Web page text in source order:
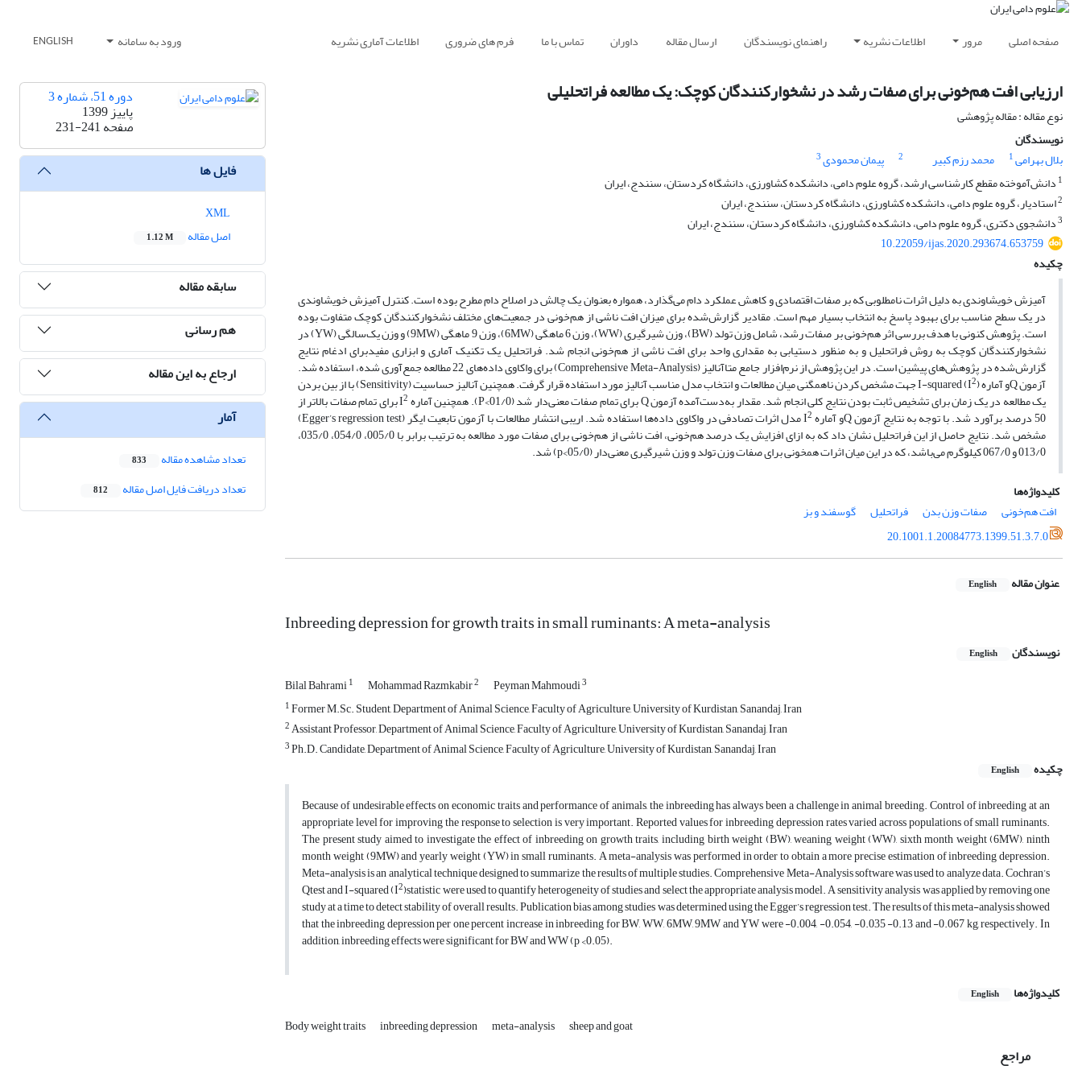
صفحه اصلی مرور اطلاعات نشریه راهنمای نویسندگان ارسال مقاله داوران تماس با ما فرم های ضروری اطلاعات آماری نشریه ورود به سامانه ENGLISH
ارزیابی افت هم‌خونی برای صفات رشد در نشخوارکنندگان کوچک: یک مطالعه فراتحلیلی
نوع مقاله : مقاله پژوهشی
نویسندگان
بلال بهرامی1 محمد رزم کبیر 2 پیمان محمودی3
1 دانش‌آموخته مقطع کارشناسی ارشد، گروه علوم دامی، دانشکده کشاورزی، دانشگاه کردستان، ‏سنندج، ایران
2استادیار، گروه علوم دامی، دانشکده کشاورزی، دانشگاه کردستان، سنندج، ایران
3دانشجوی دکتری، گروه علوم دامی، دانشکده کشاورزی، دانشگاه کردستان، سنندج، ایران
10.22059/ijas.2020.293674.653759
چکیده
آمیزش خویشاوندی به دلیل اثرات نامطلوبی که بر صفات اقتصادی و کاهش عملکرد دام می‌گذارد، همواره بعنوان یک چالش در اصلاح دام مطرح بوده است. کنترل آمیزش خویشاوندی
در یک سطح مناسب برای بهبود پاسخ به انتخاب بسیار مهم است. مقادیر گزارش‌شده برای میزان افت ناشی از هم‌خونی در جمعیت‌های مختلف نشخوارکنندگان کوچک متفاوت بوده
است. پژوهش کنونی با هدف بررسی اثر هم‌خونی بر صفات رشد، شامل وزن تولد (BW)، وزن شیرگیری (WW)، وزن 6 ماهگی (6MW)، وزن 9 ماهگی (9MW) و وزن یک‌سالگی (YW) در
نشخوارکنندگان کوچک به روش فراتحلیل و به منظور دستیابی به مقداری واحد برای افت ناشی از هم‌خونی انجام شد. فراتحلیل یک تکنیک آماری و ابزاری مفیدبرای ادغام نتایج
گزارش‌شده در پژوهش‌های پیشین است. در این پژوهش از نرم‌افزار جامع متاآنالیز (Comprehensive Meta-Analysis) برای واکاوی داده‌های 22 مطالعه جمع‌آوری شده، استفاده شد.
آزمون Qو آماره I-squared (I 2 ) جهت مشخص کردن ناهمگنی میان مطالعات و انتخاب مدل مناسب آنالیز مورد استفاده قرار گرفت. همچنین آنالیز حساسیت (Sensitivity) با از بین بردن
یک مطالعه در یک زمان برای تشخیص ثابت بودن نتایج کلی انجام شد. مقدار به‌دست‌آمده آزمون Q برای تمام صفات معنی‌دار شد (01/0>P). همچنین آماره I 2 برای تمام صفات بالاتر از
50 درصد برآورد شد. با توجه به نتایج آزمون Qو آماره I 2 مدل اثرات تصادفی در واکاوی داده‌ها استفاده شد. اریبی انتشار مطالعات با آزمون تابعیت ایگر (Egger’s regression test)
مشخص شد. نتایج حاصل از این فراتحلیل نشان داد که به ازای افزایش یک درصد هم‌خونی، افت ناشی از هم‌خونی برای صفات مورد مطالعه به ترتیب برابر با 005/0، 054/0، 035/0،
013/0 و 067/0 کیلوگرم می‌باشد، که در این میان اثرات همخونی برای صفات وزن تولد و وزن شیرگیری معنی‌دار (05/0>p) شد.
کلیدواژه‌ها
افت هم‌خونی
صفات وزن بدن فراتحلیل
گوسفند و بز
20.1001.1.20084773.1399.51.3.7.0
عنوان مقاله English
Inbreeding depression for growth traits in small ruminants: A meta-analysis
نویسندگان English
Bilal Bahrami1 Mohammad Razmkabir2 Peyman Mahmoudi3
1Former M.Sc. Student, Department of Animal Science, Faculty of Agriculture, University of ‎Kurdistan, Sanandaj, Iran
2Assistant Professor, Department of Animal Science, Faculty of Agriculture, University of Kurdistan, Sanandaj, ‎Iran
3Ph.D. Candidate, Department of Animal Science, Faculty of Agriculture, University of Kurdistan, Sanandaj, Iran
چکیده
English
Because of undesirable effects on economic traits and performance of animals, the inbreeding has always been a challenge in animal breeding. Control of inbreeding at an
appropriate level for improving the response to selection is very important. Reported values for inbreeding depression rates varied across populations of small ruminants.
The present study aimed to investigate the effect of inbreeding on growth traits, including birth weight (BW), weaning weight (WW), sixth month weight (6MW), ninth
month weight (9MW) and yearly weight (YW) in small ruminants. A meta-analysis was performed in order to obtain a more precise estimation of inbreeding depression.
Meta-analysis is an analytical technique designed to summarize the results of multiple studies. Comprehensive Meta-Analysis software was used to analyze data. Cochran’s
Qtest and I-squared (I2)statistic were used to quantify heterogeneity of studies and select the appropriate analysis model. A sensitivity analysis was applied by removing one
study at a time to detect stability of overall results. Publication bias among studies was determined using the Egger’s regression test. The results of this meta-analysis showed
that the inbreeding depression per one percent increase in inbreeding for BW, WW, 6MW, 9MW and YW were -0.004, -0.054, -0.035 -0.13 and -0.067 kg, respectively. In
addition, inbreeding effects were significant for BW and WW (p <0.05).
کلیدواژه‌ها English
Body weight traits inbreeding‎‏ ‏depression meta-analysis sheep and goat
مراجع
دوره 51، شماره 3
پاییز 1399
صفحه231-241
فایل ها
اصل مقاله
1.12 M
سابقه مقاله
هم رسانی
ارجاع به این مقاله
آمار
تعداد مشاهده مقاله 833
تعداد دریافت فایل اصل مقاله 812